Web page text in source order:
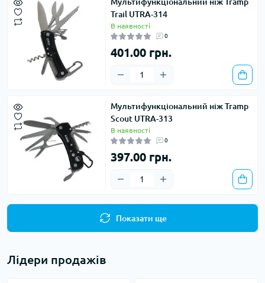
Trail UTRA-314
В наявності
0
401.00 грн.
Мультифункціональний ніж Tramp
Scout UTRA-313
В наявності
0
397.00 грн.
Показати ще
Лідери продажів